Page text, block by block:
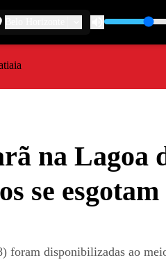
na Lagoa
se esgotam
foram disponibilizadas ao